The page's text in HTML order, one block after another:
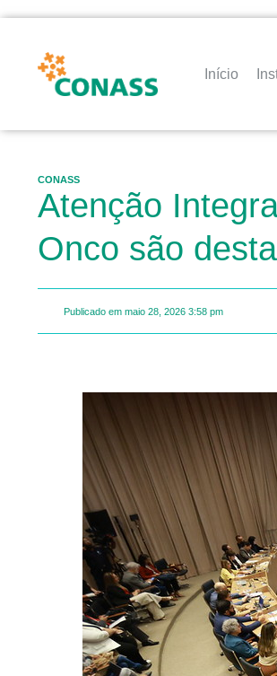
Início
CONASS
Atenção
Onco são
Publicado em maio 28, 2026 3:58 pm